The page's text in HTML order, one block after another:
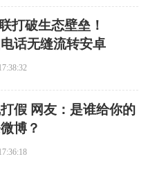
打破生态壁垒！
话无缝流转安卓
假 网友：是谁给你的
博？